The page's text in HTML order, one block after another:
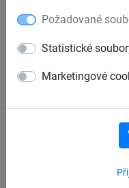
Požadované
Statistické
Marketingové
Pytel k
obsahu